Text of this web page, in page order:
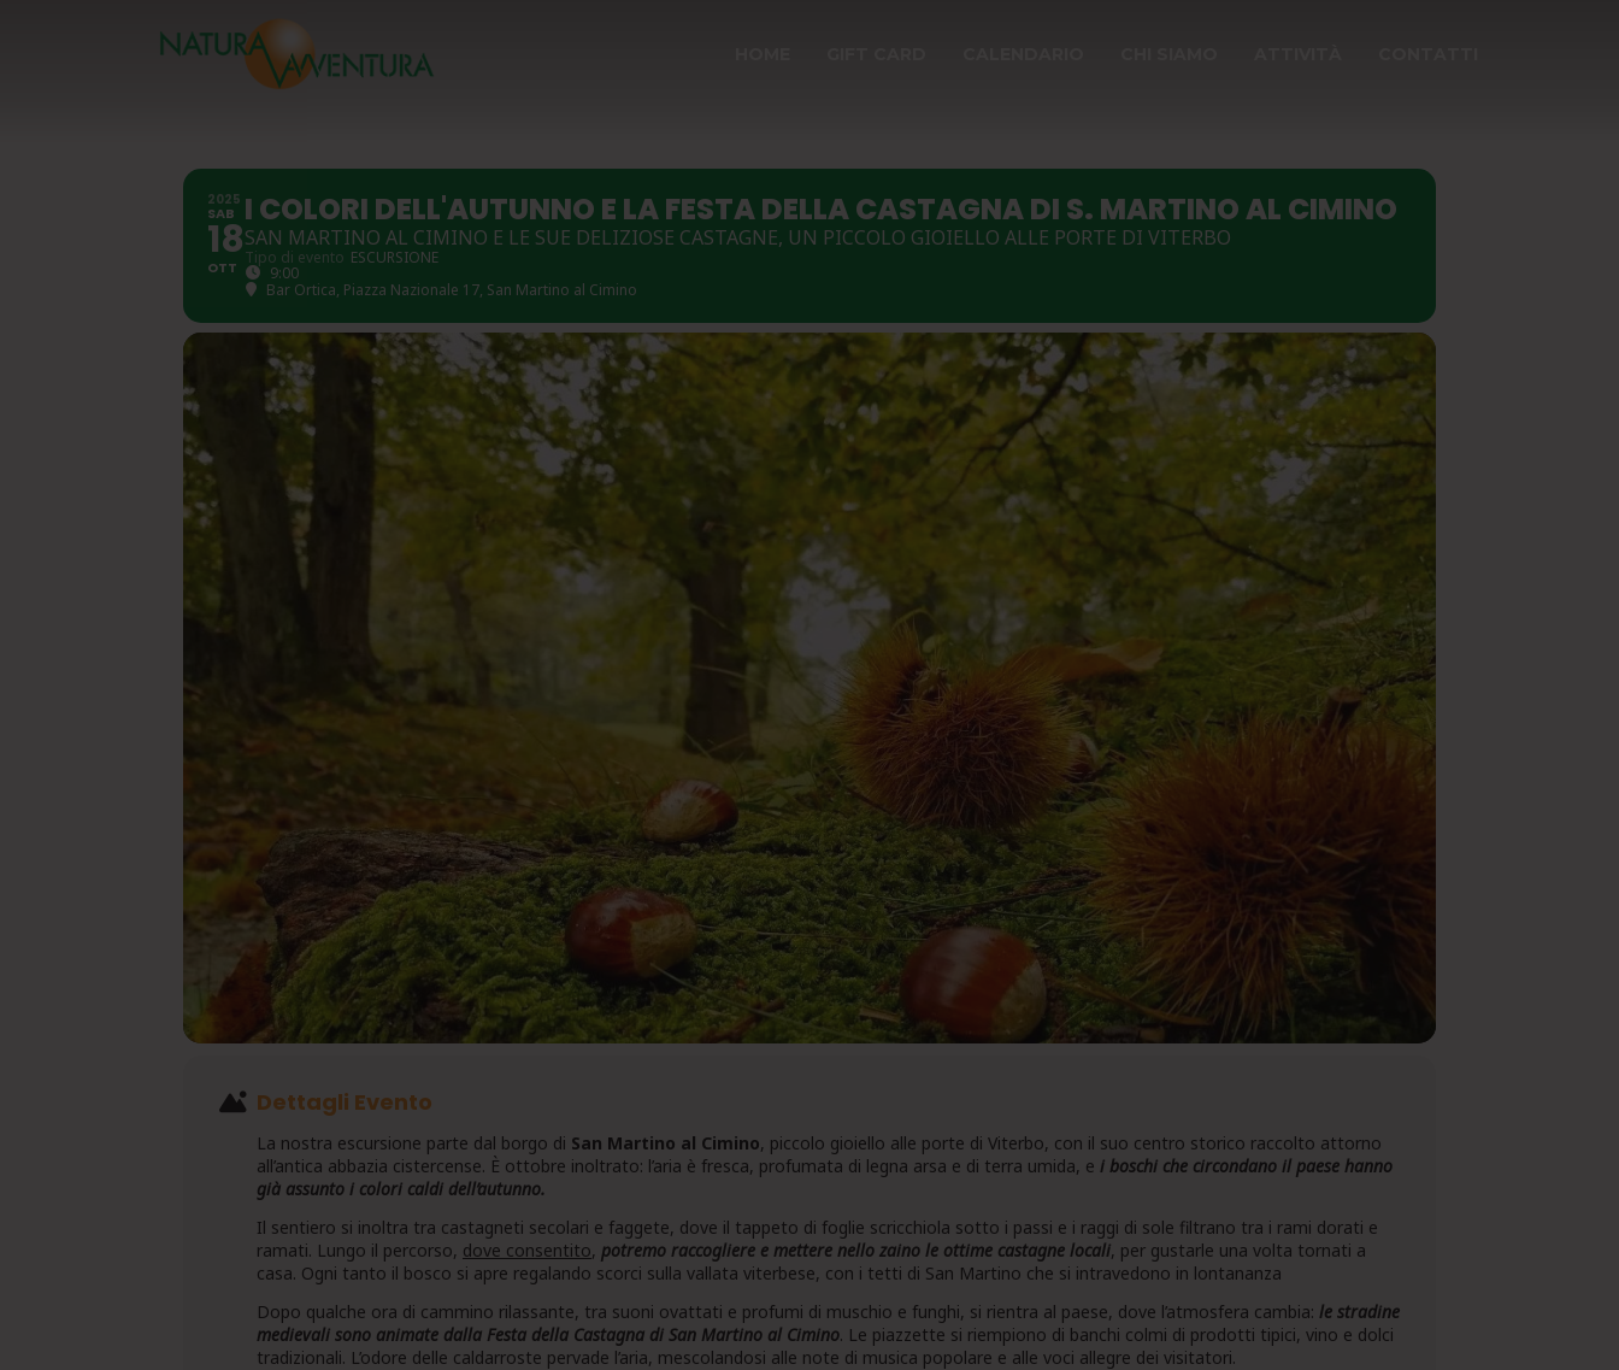
2025
SAB
18
OTT
I COLORI DELL'AUTUNNO E LA FESTA DELLA CASTAGNA DI S. MARTINO AL CIMINO
SAN MARTINO AL CIMINO E LE SUE DELIZIOSE CASTAGNE, UN PICCOLO GIOIELLO ALLE PORTE DI VITERBO
Tipo di evento ESCURSIONE
9:00
Bar Ortica, Piazza Nazionale 17, San Martino al Cimino
Dettagli Evento
La nostra escursione parte dal borgo di San Martino al Cimino, piccolo gioiello alle porte di Viterbo, con il suo centro storico raccolto attorno
all’antica abbazia cistercense. È ottobre inoltrato: l’aria è fresca, profumata di legna arsa e di terra umida, e i boschi che circondano il paese hanno
già assunto i colori caldi dell’autunno.
Il sentiero si inoltra tra castagneti secolari e faggete, dove il tappeto di foglie scricchiola sotto i passi e i raggi di sole filtrano tra i rami dorati e
ramati. Lungo il percorso, dove consentito, potremo raccogliere e mettere nello zaino le ottime castagne locali, per gustarle una volta tornati a
casa. Ogni tanto il bosco si apre regalando scorci sulla vallata viterbese, con i tetti di San Martino che si intravedono in lontananza
Dopo qualche ora di cammino rilassante, tra suoni ovattati e profumi di muschio e funghi, si rientra al paese, dove l’atmosfera cambia: le stradine
medievali sono animate dalla Festa della Castagna di San Martino al Cimino. Le piazzette si riempiono di banchi colmi di prodotti tipici, vino e dolci
tradizionali. L’odore delle caldarroste pervade l’aria, mescolandosi alle note di musica popolare e alle voci allegre dei visitatori.